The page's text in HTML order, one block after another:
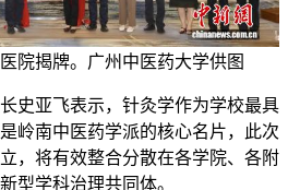
院揭牌。广州中医药大学供图
亚飞表示，针灸学作为学校最具
岭南中医药学派的核心名片，此次
，将有效整合分散在各学院、各附
型学科治理共同体。